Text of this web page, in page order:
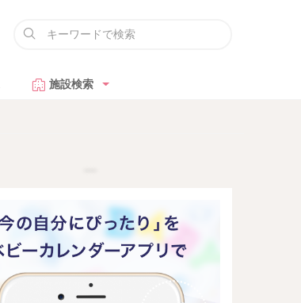
施設検索